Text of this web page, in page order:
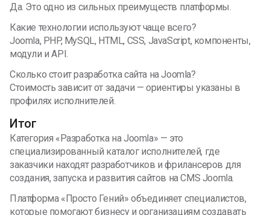
Да. Это одно из сильных преимуществ платформы.
Какие технологии используют чаще всего?
Joomla, PHP, MySQL, HTML, CSS, JavaScript, компоненты,
модули и API.
Сколько стоит разработка сайта на Joomla?
Стоимость зависит от задачи — ориентиры указаны в
профилях исполнителей.
Итог
Категория «Разработка на Joomla» — это
специализированный каталог исполнителей, где
заказчики находят разработчиков и фрилансеров для
создания, запуска и развития сайтов на CMS Joomla.
Платформа «Просто Гений» объединяет специалистов,
которые помогают бизнесу и организациям создавать